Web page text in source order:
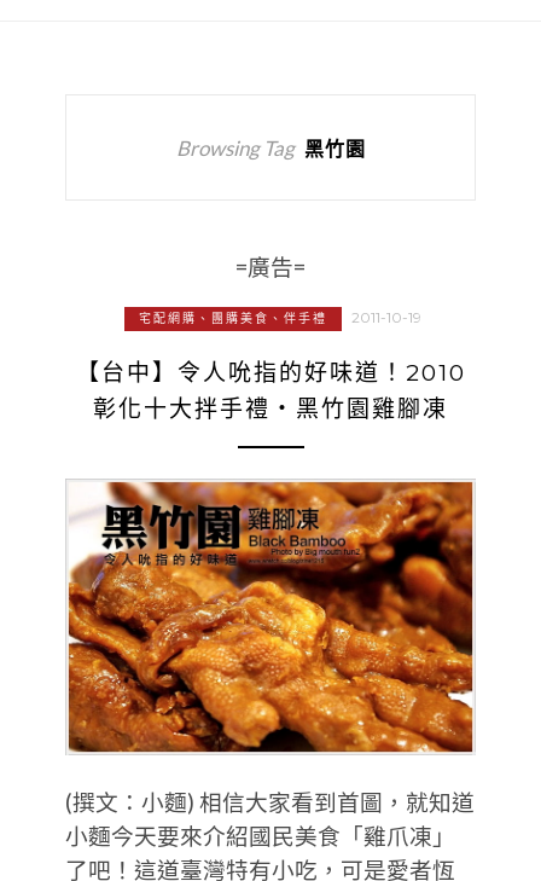
Browsing Tag 黑竹園
=廣告=
宅配網購、團購美食、伴手禮 2011-10-19
【台中】令人吮指的好味道！2010
彰化十大拌手禮‧黑竹園雞腳凍
(撰文：小麵) 相信大家看到首圖，就知道
小麵今天要來介紹國民美食「雞爪凍」
了吧！這道臺灣特有小吃，可是愛者恆